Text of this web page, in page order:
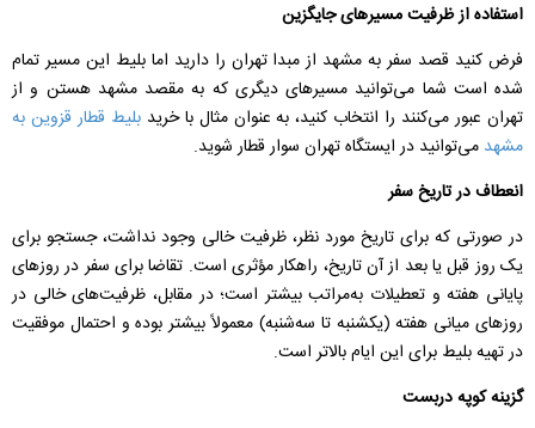
استفاده از ظرفیت مسیرهای جایگزین
فرض کنید قصد سفر به مشهد از مبدا تهران را دارید اما بلیط این مسیر تمام
شده است شما می‌توانید مسیرهای دیگری که به مقصد مشهد هستن و از
تهران عبور می‌کنند را انتخاب کنید، به عنوان مثال با خریدبلیط قطار قزوین به
مشهد می‌توانید در ایستگاه تهران سوار قطار شوید.
انعطاف در تاریخ سفر
در صورتی که برای تاریخ مورد نظر، ظرفیت خالی وجود نداشت، جستجو برای
یک روز قبل یا بعد از آن تاریخ، راهکار مؤثری است. تقاضا برای سفر در روزهای
پایانی هفته و تعطیلات به‌مراتب بیشتر است؛ در مقابل، ظرفیت‌های خالی در
روزهای میانی هفته (یکشنبه تا سه‌شنبه) معمولاً بیشتر بوده و احتمال موفقیت
در تهیه بلیط برای این ایام بالاتر است.
گزینه کوپه دربست